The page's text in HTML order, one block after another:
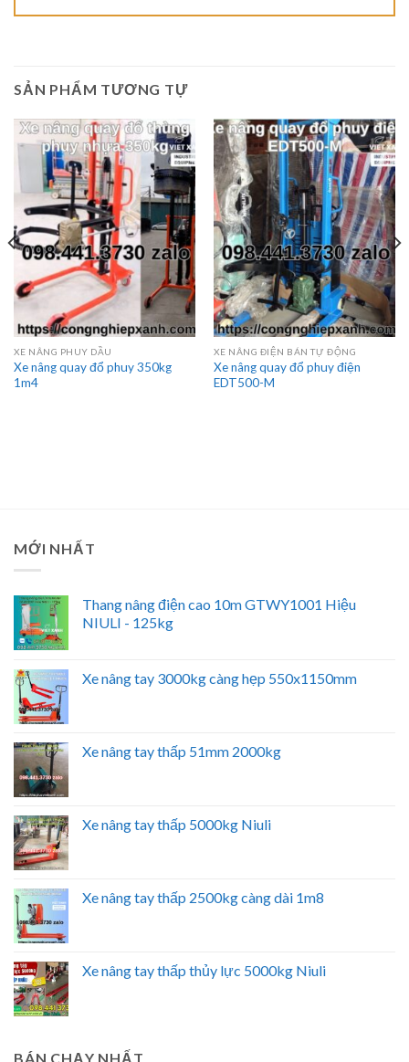
SẢN PHẨM TƯƠNG TỰ
XE NÂNG PHUY DẦU
Xe nâng quay đổ phuy 350kg
1m4
XE NÂNG ĐIỆN BÁN TỰ ĐỘNG
Xe nâng quay đổ phuy điện
EDT500-M
MỚI NHẤT
Thang nâng điện cao 10m GTWY1001 Hiệu
NIULI - 125kg
Xe nâng tay 3000kg càng hẹp 550x1150mm
Xe nâng tay thấp 51mm 2000kg
Xe nâng tay thấp 5000kg Niuli
Xe nâng tay thấp 2500kg càng dài 1m8
Xe nâng tay thấp thủy lực 5000kg Niuli
BÁN CHẠY NHẤT